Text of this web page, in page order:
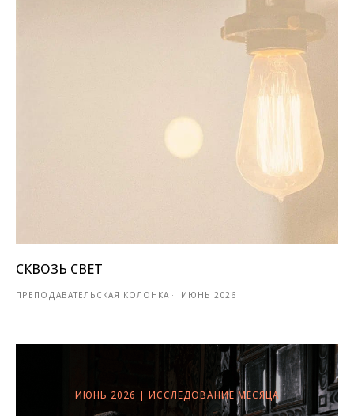
СКВОЗЬ СВЕТ
ПРЕПОДАВАТЕЛЬСКАЯ КОЛОНКА ИЮНЬ 2026
ИЮНЬ 2026 | ИССЛЕДОВАНИЕ МЕСЯЦА